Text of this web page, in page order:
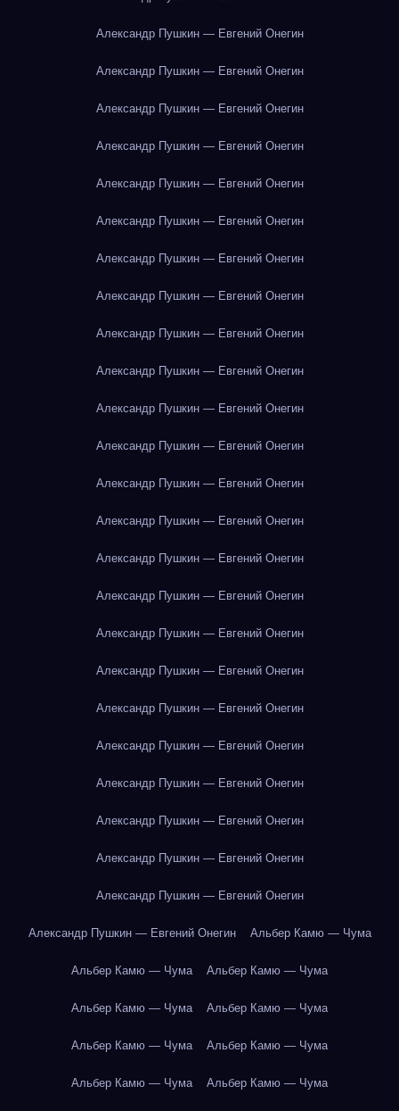
Александр Пушкин — Евгений Онегин
Александр Пушкин — Евгений Онегин
Александр Пушкин — Евгений Онегин
Александр Пушкин — Евгений Онегин
Александр Пушкин — Евгений Онегин
Александр Пушкин — Евгений Онегин
Александр Пушкин — Евгений Онегин
Александр Пушкин — Евгений Онегин
Александр Пушкин — Евгений Онегин
Александр Пушкин — Евгений Онегин
Александр Пушкин — Евгений Онегин
Александр Пушкин — Евгений Онегин
Александр Пушкин — Евгений Онегин
Александр Пушкин — Евгений Онегин
Александр Пушкин — Евгений Онегин
Александр Пушкин — Евгений Онегин
Александр Пушкин — Евгений Онегин
Александр Пушкин — Евгений Онегин
Александр Пушкин — Евгений Онегин
Александр Пушкин — Евгений Онегин
Александр Пушкин — Евгений Онегин
Александр Пушкин — Евгений Онегин
Александр Пушкин — Евгений Онегин
Александр Пушкин — Евгений Онегин
Александр Пушкин — Евгений Онегин Альбер Камю — Чума
Альбер Камю — Чума Альбер Камю — Чума
Альбер Камю — Чума Альбер Камю — Чума
Альбер Камю — Чума Альбер Камю — Чума
Альбер Камю — Чума Альбер Камю — Чума